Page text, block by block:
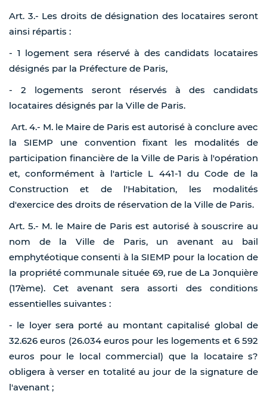
Art. 3.- Les droits de désignation des locataires seront
ainsi répartis :
- 1 logement sera réservé à des candidats locataires
désignés par la Préfecture de Paris,
- 2 logements seront réservés à des candidats
locataires désignés par la Ville de Paris.
Art. 4.- M. le Maire de Paris est autorisé à conclure avec
la SIEMP une convention fixant les modalités de
participation financière de la Ville de Paris à l'opération
et, conformément à l'article L 441-1 du Code de la
Construction et de l'Habitation, les modalités
d'exercice des droits de réservation de la Ville de Paris.
Art. 5.- M. le Maire de Paris est autorisé à souscrire au
nom de la Ville de Paris, un avenant au bail
emphytéotique consenti à la SIEMP pour la location de
la propriété communale située 69, rue de La Jonquière
(17ème). Cet avenant sera assorti des conditions
essentielles suivantes :
- le loyer sera porté au montant capitalisé global de
32.626 euros (26.034 euros pour les logements et 6 592
euros pour le local commercial) que la locataire s?
obligera à verser en totalité au jour de la signature de
l'avenant ;